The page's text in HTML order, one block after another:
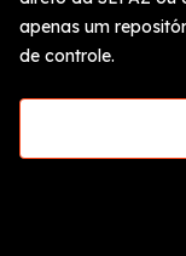
apenas um
de controle.